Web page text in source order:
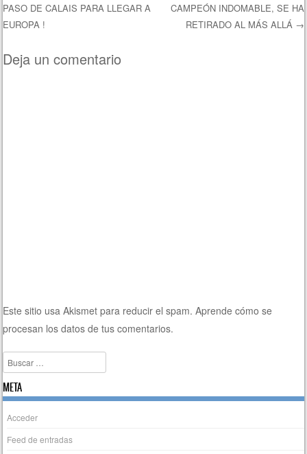
Navegación de entradas
PASO DE CALAIS PARA LLEGAR A
EUROPA !
CAMPEÓN INDOMABLE, SE HA
RETIRADO AL MÁS ALLÁ →
Deja un comentario
Este sitio usa Akismet para reducir el spam.Aprende cómo se
procesan los datos de tus comentarios.
Buscar
META
Acceder
Feed de entradas